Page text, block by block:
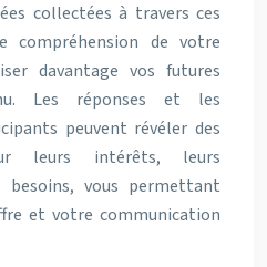
collectées à travers ces
compréhension de votre
davantage vos futures
Les réponses et les
peuvent révéler des
leurs intérêts, leurs
besoins, vous permettant
et votre communication